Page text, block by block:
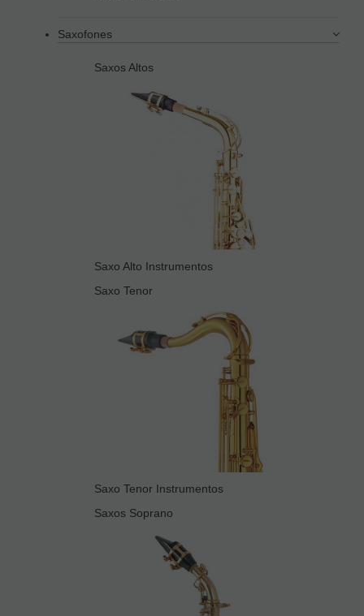
Saxofones
Saxos Altos
Saxo Alto Instrumentos
Saxo Tenor
Saxo Tenor Instrumentos
Saxos Soprano